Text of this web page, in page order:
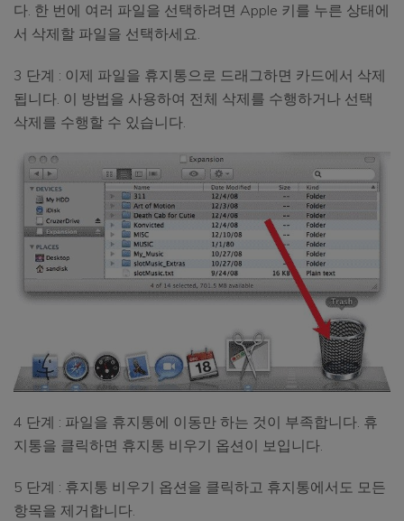
다. 한 번에 여러 파일을 선택하려면 Apple 키를 누른 상태에
서 삭제할 파일을 선택하세요.
3 단계 : 이제 파일을 휴지통으로 드래그하면 카드에서 삭제
됩니다. 이 방법을 사용하여 전체 삭제를 수행하거나 선택
삭제를 수행할 수 있습니다.
4 단계 : 파일을 휴지통에 이동만 하는 것이 부족합니다. 휴
지통을 클릭하면 휴지통 비우기 옵션이 보입니다.
5 단계 : 휴지통 비우기 옵션을 클릭하고 휴지통에서도 모든
항목을 제거합니다.